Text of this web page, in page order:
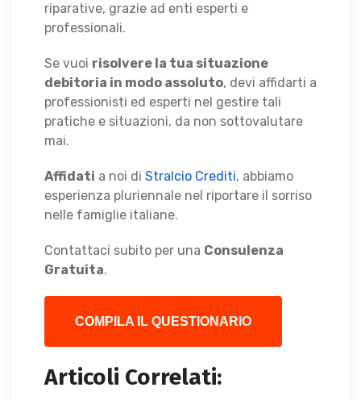
riparative, grazie ad enti esperti e
professionali.
Se vuoi risolvere la tua situazione
debitoria in modo assoluto, devi affidarti a
professionisti ed esperti nel gestire tali
pratiche e situazioni, da non sottovalutare
mai.
Affidati a noi di Stralcio Crediti, abbiamo
esperienza pluriennale nel riportare il sorriso
nelle famiglie italiane.
Contattaci subito per una Consulenza
Gratuita.
COMPILA IL QUESTIONARIO
Articoli Correlati: